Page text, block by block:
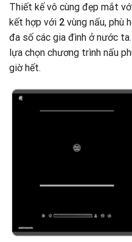
Thiết kế vô cùng đẹp mắt
kết hợp với 2 vùng nấu, phù
đa số các gia đình ở nước ta.
lựa chọn chương trình nấu
giờ hết.